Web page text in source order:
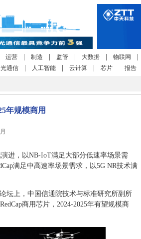
运营 制造 监管 大数据 物联网
光通信 人工智能 云计算 芯片 报告
年规模商用
进，以NB-IoT满足大部分低速率场景需
满足中高速率场景需求，以5G NR技术满
坛上，中国信通院技术与标准研究所副所
商用芯片，2024-2025年有望规模商